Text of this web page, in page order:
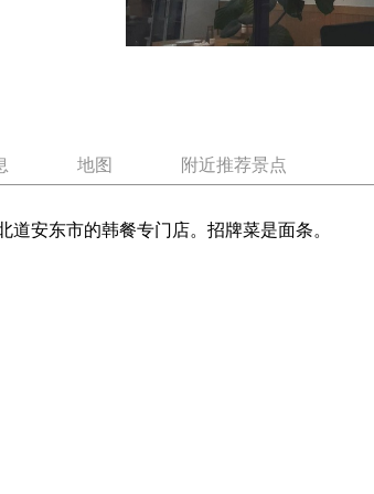
地图 附近推荐景点
道安东市的韩餐专门店。招牌菜是面条。